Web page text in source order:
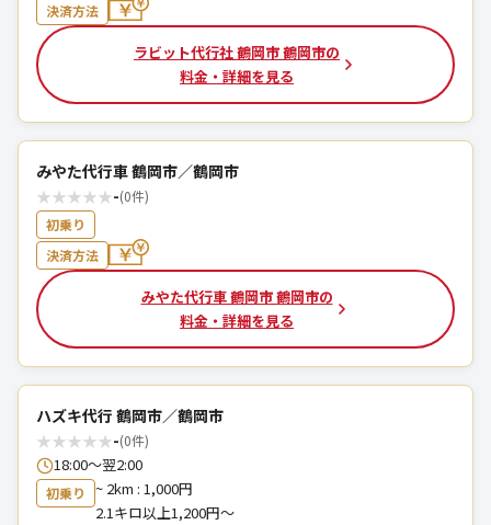
決済方法
ラビット代行社 鶴岡市 鶴岡市の
料金・詳細を見る
みやた代行車 鶴岡市／鶴岡市
★★★★★-(0件)
初乗り
決済方法
みやた代行車 鶴岡市 鶴岡市の
料金・詳細を見る
ハズキ代行 鶴岡市／鶴岡市
★★★★★-(0件)
18:00～翌2:00
初乗り
~ 2km : 1,000円
2.1キロ以上1,200円〜